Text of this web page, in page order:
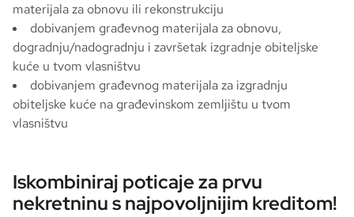
materijala za obnovu ili rekonstrukciju
dobivanjem građevnog materijala za obnovu,
dogradnju/nadogradnju i završetak izgradnje obiteljske
kuće u tvom vlasništvu
dobivanjem građevnog materijala za izgradnju
obiteljske kuće na građevinskom zemljištu u tvom
vlasništvu
Iskombiniraj poticaje za prvu
nekretninu s najpovoljnijim kreditom!